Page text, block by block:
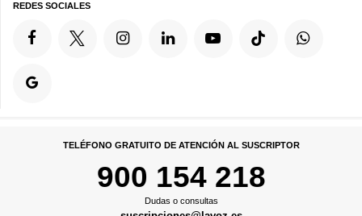
REDES SOCIALES
TELÉFONO GRATUITO DE ATENCIÓN AL SUSCRIPTOR
900 154 218
Dudas o consultas